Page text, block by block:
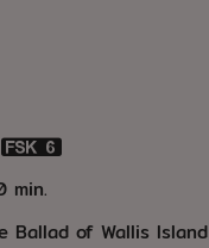
min.
Ballad of Wallis Island